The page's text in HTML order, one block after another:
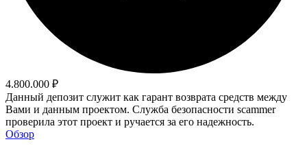
4.800.000 ₽
Данный депозит служит как гарант возврата средств между
Вами и данным проектом. Служба безопасности scammer
проверила этот проект и ручается за его надежность.
Обзор